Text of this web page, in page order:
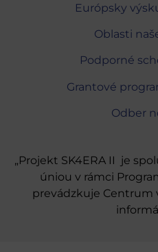
Európsky
Oblasti
Podporné
Grantové
Odber
„Projekt SK4ERA II je
úniou v rámci
prevádzkuje